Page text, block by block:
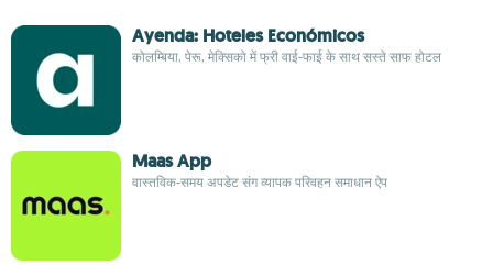
Ayenda: Hoteles Económicos
कोलम्बिया, पेरू, मेक्सिको में फ्री वाई-फाई के साथ सस्ते साफ होटल
Maas App
वास्तविक-समय अपडेट संग व्यापक परिवहन समाधान ऐप